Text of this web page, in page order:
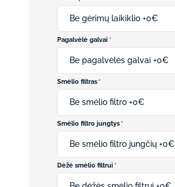
Be gėrimų laikiklio +0€
Pagalvėlė galvai*
Be pagalvėlės galvai +0€
Smėlio filtras*
Be smėlio filtro +0€
Smėlio filtro jungtys*
Be smėlio filtro jungčių +0€
Dėžė smėlio filtrui*